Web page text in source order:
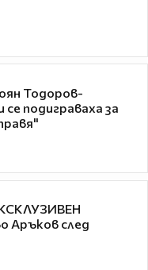
Тодоров-
подиграваха за
Аръков след